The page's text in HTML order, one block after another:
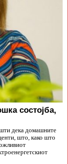
состојба,
дека домашните
што, како што